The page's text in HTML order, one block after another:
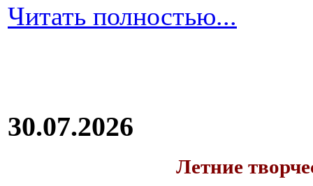
Читать полностью...
30.07.2026
Летние